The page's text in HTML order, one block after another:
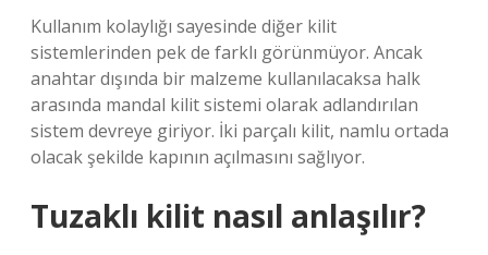
Kullanım kolaylığı sayesinde diğer kilit
sistemlerinden pek de farklı görünmüyor. Ancak
anahtar dışında bir malzeme kullanılacaksa halk
arasında mandal kilit sistemi olarak adlandırılan
sistem devreye giriyor. İki parçalı kilit, namlu ortada
olacak şekilde kapının açılmasını sağlıyor.
Tuzaklı kilit nasıl anlaşılır?